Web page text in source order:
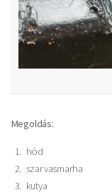
Megoldás:
hód
szarvasmarha
kutya